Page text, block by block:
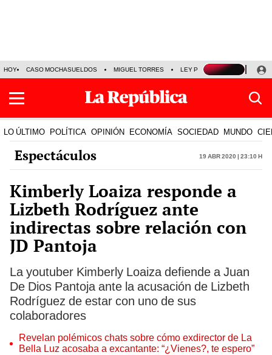
HOY CASO MOCHASUELDOS MIGUEL TORRES LEY PULPÍN PRECIO DEL
LO ÚLTIMO POLÍTICA OPINIÓN ECONOMÍA SOCIEDAD MUNDO
Espectáculos 19 Abr 2020 | 23:10 h
Kimberly Loaiza responde a
Lizbeth Rodríguez ante
indirectas sobre relación con
JD Pantoja
La youtuber Kimberly Loaiza defiende a Juan
De Dios Pantoja ante la acusación de Lizbeth
Rodríguez de estar con uno de sus
colaboradores
Revelan polémicos chats sobre cómo exdirector de La
Bella Luz acosaba a excantante: “¿Vienes?, te espero”